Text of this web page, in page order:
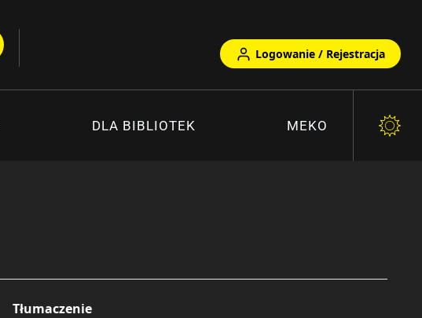
Logowanie / Rejestracja
DLA BIBLIOTEK MEKO
Tłumaczenie